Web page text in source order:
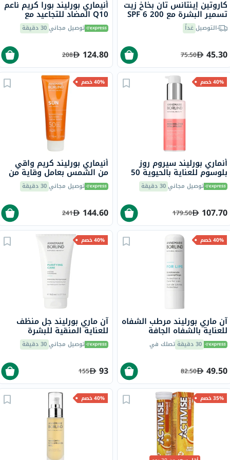
كاروتين إينتانس تان بخاخ زيت
تسمير البشرة مع SPF 6 200
ملالتوصيلغداً
45.30
75.50
أنيماري بورليند بورا كريم ناعم
Q10 المضاد للتجاعيد مع
الإنزيم المساعد Q10
وفيتامين E 50 ملتوصيل مجاني30 دقيقة
124.80
208
40% خصم
أنماري بورليند سيروم روز
بلوسوم للعناية بالحيوية 50
مل توصيل مجاني30 دقيقة
107.70
179.50
40% خصم
أنيماري بورليند كريم واقي
من الشمس بعامل وقاية من
الشمس 50 75 ملتوصيل مجاني30 دقيقة
144.60
241
40% خصم
آن ماري بورليند مرطب الشفاه
للعناية بالشفاه الجافة
والمتشققة 4.8 جرام
30 دقيقة تصلك في
49.50
82.50
40% خصم
آن ماري بورليند جل منظف
للعناية المنقية للبشرة
المعرضة للبقع وحب الشباب،
150 مل توصيل مجاني30 دقيقة
93
155
35% خصم 40% خصم